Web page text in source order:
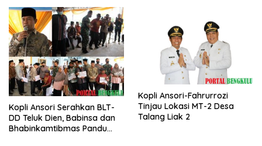
Kopli Ansori Serahkan BLT-
DD Teluk Dien, Babinsa dan
Bhabinkamtibmas Pandu
Kopli Ansori-Fahrurrozi
Tinjau Lokasi MT-2 Desa
Talang Liak 2